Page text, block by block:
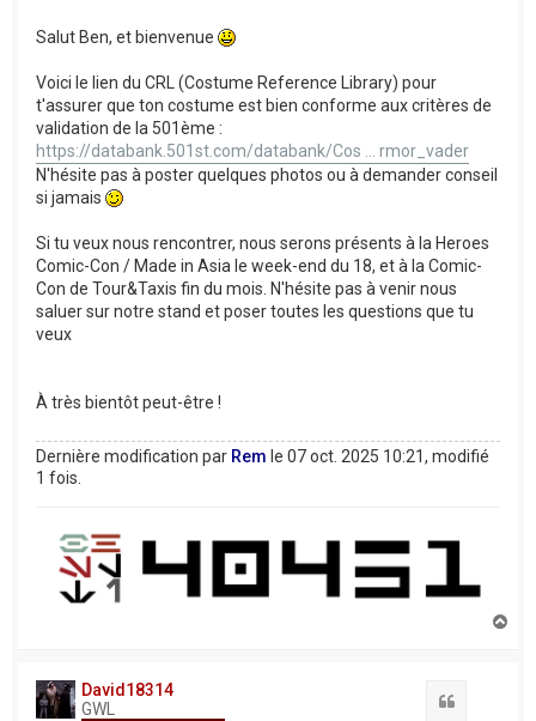
Salut Ben, et bienvenue
Voici le lien du CRL (Costume Reference Library) pour
t'assurer que ton costume est bien conforme aux critères de
validation de la 501ème :
https://databank.501st.com/databank/Cos ... rmor_vader
N'hésite pas à poster quelques photos ou à demander conseil
si jamais
Si tu veux nous rencontrer, nous serons présents à la Heroes
Comic-Con / Made in Asia le week-end du 18, et à la Comic-
Con de Tour&Taxis fin du mois. N'hésite pas à venir nous
saluer sur notre stand et poser toutes les questions que tu
veux
À très bientôt peut-être !
Dernière modification par Rem le 07 oct. 2025 10:21, modifié
1 fois.
David18314
GWL